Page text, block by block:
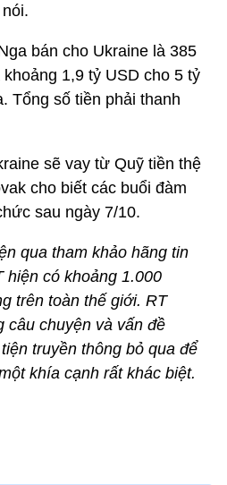
bán cho Ukraine là 385
1,9 tỷ USD cho 5 tỷ
Tổng số tiền phải thanh
sẽ vay từ Quỹ tiền thệ
cho biết các buổi đàm
sau ngày 7/10.
qua tham khảo hãng tin
hiện có khoảng 1.000
trên toàn thế giới. RT
câu chuyện và vấn đề
truyền thông bỏ qua để
khía cạnh rất khác biệt.